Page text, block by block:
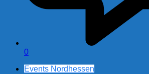
0
Events Nordhessen